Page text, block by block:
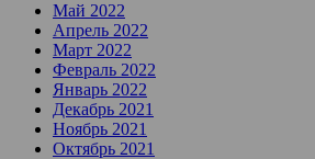
Май 2022
Апрель 2022
Март 2022
Февраль 2022
Январь 2022
Декабрь 2021
Ноябрь 2021
Октябрь 2021